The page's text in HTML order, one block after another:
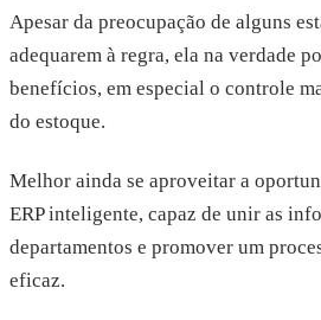
Apesar da preocupação de alguns
adequarem à regra, ela na verdade
benefícios, em especial o controle
do estoque.
Melhor ainda se aproveitar a
ERP inteligente, capaz de unir as
departamentos e promover um
eficaz.